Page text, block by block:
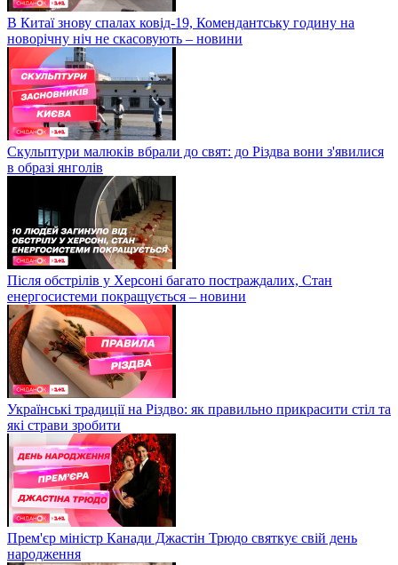
В Китаї знову спалах ковід-19, Комендантську годину на
новорічну ніч не скасовують – новини
Скульптури малюків вбрали до свят: до Різдва вони з'явилися
в образі янголів
Після обстрілів у Херсоні багато постраждалих, Стан
енергосистеми покращується – новини
Українські традиції на Різдво: як правильно прикрасити стіл та
які страви зробити
Прем'єр міністр Канади Джастін Трюдо святкує свій день
народження